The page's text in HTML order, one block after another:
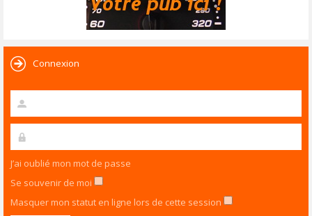
Connexion
J’ai oublié mon mot de passe
Se souvenir de moi
Masquer mon statut en ligne lors de cette session